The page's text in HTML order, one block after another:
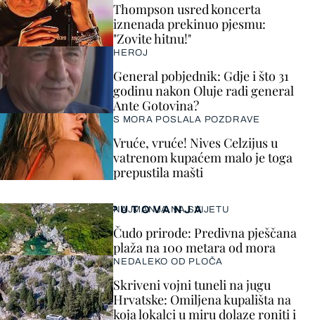
Thompson usred koncerta
iznenada prekinuo pjesmu:
"Zovite hitnu!"
HEROJ
General pobjednik: Gdje i što 31
godinu nakon Oluje radi general
Ante Gotovina?
S MORA POSLALA POZDRAVE
Vruće, vruće! Nives Celzijus u
vatrenom kupaćem malo je toga
prepustila mašti
PUTOVANJA
NAJMANJA NA SVIJETU
Čudo prirode: Predivna pješčana
plaža na 100 metara od mora
NEDALEKO OD PLOČA
Skriveni vojni tuneli na jugu
Hrvatske: Omiljena kupališta na
koja lokalci u miru dolaze roniti i